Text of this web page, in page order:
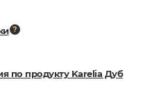
по продукту Karelia Дуб